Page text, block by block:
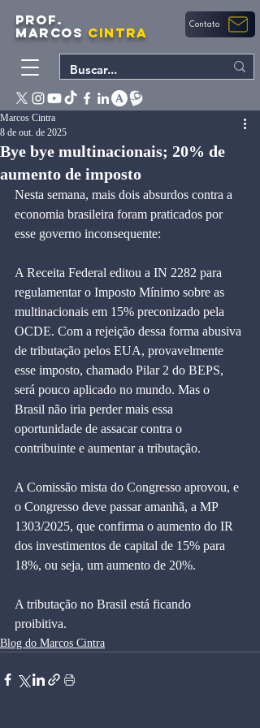
PROF.
MARCOS CINTRA Contato
Bye bye multinacionais; 20% de
aumento de imposto
Marcos Cintra
8 de out. de 2025
Nesta semana, mais dois absurdos contra a
economia brasileira foram praticados por
esse governo inconsequente:
A Receita Federal editou a IN 2282 para
regulamentar o Imposto Mínimo sobre as
multinacionais em 15% preconizado pela
OCDE. Com a rejeição dessa forma abusiva
de tributação pelos EUA, provavelmente
esse imposto, chamado Pilar 2 do BEPS,
será pouco aplicado no mundo. Mas o
Brasil não iria perder mais essa
oportunidade de assacar contra o
contribuinte e aumentar a tributação.
A Comissão mista do Congresso aprovou, e
o Congresso deve passar amanhã, a MP
1303/2025, que confirma o aumento do IR
dos investimentos de capital de 15% para
18%, ou seja, um aumento de 20%.
A tributação no Brasil está ficando
proibitiva.
Blog do Marcos Cintra